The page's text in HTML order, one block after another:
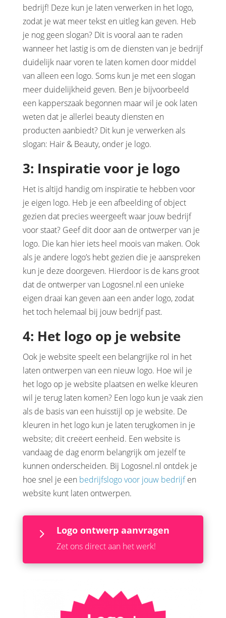
bedrijf! Deze kun je laten verwerken in het logo,
zodat je wat meer tekst en uitleg kan geven. Heb
je nog geen slogan? Dit is vooral aan te raden
wanneer het lastig is om de diensten van je bedrijf
duidelijk naar voren te laten komen door middel
van alleen een logo. Soms kun je met een slogan
meer duidelijkheid geven. Ben je bijvoorbeeld
een kapperszaak begonnen maar wil je ook laten
weten dat je allerlei beauty diensten en
producten aanbiedt? Dit kun je verwerken als
slogan: Hair & Beauty, onder je logo.
3: Inspiratie voor je logo
Het is altijd handig om inspiratie te hebben voor
je eigen logo. Heb je een afbeelding of object
gezien dat precies weergeeft waar jouw bedrijf
voor staat? Geef dit door aan de ontwerper van je
logo. Die kan hier iets heel moois van maken. Ook
als je andere logo’s hebt gezien die je aanspreken
kun je deze doorgeven. Hierdoor is de kans groot
dat de ontwerper van Logosnel.nl een unieke
eigen draai kan geven aan een ander logo, zodat
het toch helemaal bij jouw bedrijf past.
4: Het logo op je website
Ook je website speelt een belangrijke rol in het
laten ontwerpen van een nieuw logo. Hoe wil je
het logo op je website plaatsen en welke kleuren
wil je terug laten komen? Een logo kun je vaak zien
als de basis van een huisstijl op je website. De
kleuren in het logo kun je laten terugkomen in je
website; dit creëert eenheid. Een website is
vandaag de dag enorm belangrijk om jezelf te
kunnen onderscheiden. Bij Logosnel.nl ontdek je
hoe snel je een bedrijfslogo voor jouw bedrijfen
website kunt laten ontwerpen.
5 Logo ontwerp aanvragen
Zet ons direct aan het werk!